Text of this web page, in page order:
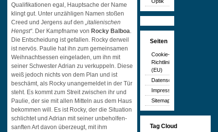
Qualifikationen egal, Hauptsache der Name
klingt gut. Unter unzähligen Namen stoßen
Creed und Jergens auf den„italienischen
Hengst“. Der Kampfname von Rocky Balboa.
Die Entscheidung ist gefallen. Rocky derweil
ist nervös. Paulie hat ihn zum gemeinsamen
Weihnachtsessen eingeladen, um ihn mit
seiner Schwester Adrian zu verkuppeln. Diese
weiß jedoch nichts von dem Plan und ist
beschämt, als Rocky unangemeldet in der Tür
steht. Es kommt zum Streit zwischen ihr und
Paulie, der sie mit allen Mitteln aus dem Haus
bekommen will. Es ist Rocky, der die Situation
schlichtet und Adrian mit seiner unbeholfen-
sanften Art davon überzeugt, mit ihm
Seiten
Cookie-
Richtlinie
(EU)
Datenschutzerklärung
Impressum
Sitemap
Tag Cloud